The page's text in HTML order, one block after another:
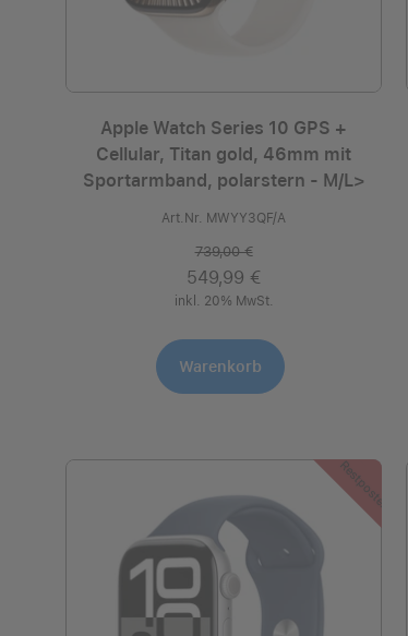
Apple Watch Series 10 GPS +
Cellular, Titan gold, 46mm mit
Sportarmband, polarstern - M/L>
Art.Nr. MWYY3QF/A
739,00 €
549,99 €
inkl. 20% MwSt.
Warenkorb
Restposten